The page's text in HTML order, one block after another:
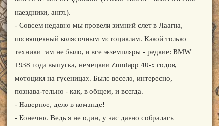
наездники, англ.).
- Совсем недавно мы провели зимний слет в Лаагна,
посвященный колясочным мотоциклам. Какой только
техники там не было, и все экземпляры - редкие: BMW
1938 года выпуска, немецкий Zundapp 40-х годов,
мотоцикл на гусеницах. Было весело, интересно,
познава-тельно - как, в общем, и всегда.
- Наверное, дело в команде!
- Конечно. Ведь я не один, у нас давно собралась